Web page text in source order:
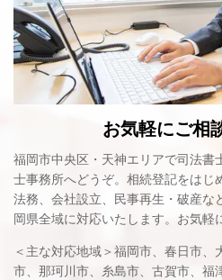
お気軽にご相
福岡市中央区・天神エリアで司法書
士事務所へどうぞ。相続登記をはじ
法務、会社設立、民事再生・破産な
岡県全域に対応いたします。お気軽
＜主な対応地域＞福岡市、春日市、
市、那珂川市、糸島市、古賀市、福